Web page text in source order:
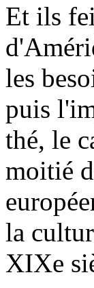
Et ils
les
puis
thé, le
moitié
la
XIXe